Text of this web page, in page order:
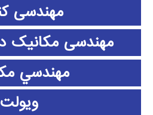
مهندسی
مهندسی مکانیک
مهندسي
ویولت